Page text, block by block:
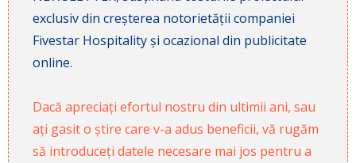
exclusiv din creșterea notorietății companiei
Fivestar Hospitality și ocazional din publicitate
online.
Dacă apreciați efortul nostru din ultimii ani, sau
ați gasit o știre care v-a adus beneficii, vă rugăm
să introduceți datele necesare mai jos pentru a